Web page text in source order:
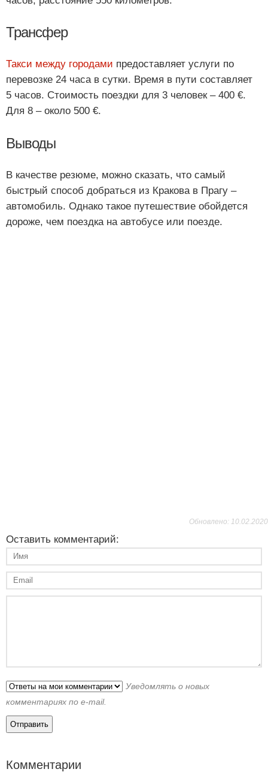
Трансфер
Такси между городами предоставляет услуги по
перевозке 24 часа в сутки. Время в пути составляет
5 часов. Стоимость поездки для 3 человек – 400 €.
Для 8 – около 500 €.
Выводы
В качестве резюме, можно сказать, что самый
быстрый способ добраться из Кракова в Прагу –
автомобиль. Однако такое путешествие обойдется
дороже, чем поездка на автобусе или поезде.
Обновлено: 10.02.2020
Оставить комментарий:
Уведомлять о новых
комментариях по e-mail.
Комментарии